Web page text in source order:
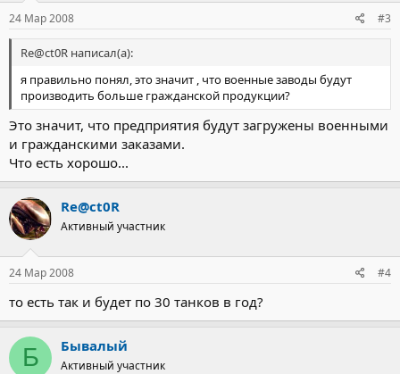
24 Мар 2008 #3
Re@ct0R написал(а):
я правильно понял, это значит , что военные заводы будут
производить больше гражданской продукции?
Это значит, что предприятия будут загружены военными
и гражданскими заказами.
Что есть хорошо...
Re@ct0R
Активный участник
24 Мар 2008 #4
то есть так и будет по 30 танков в год?
Б Бывалый
Активный участник